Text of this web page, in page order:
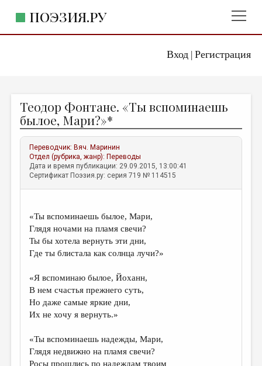
Вход| Регистрация
ПОЭЗИЯ.РУ
ЖАНРЫ
АВТОРЫ
КОММЕНТАРИИ
ЛИТСАЛОН
ПРАВИЛА САЙТА
ОТДЕЛЫ И РУБРИКИ
ИЗБРАННОЕ
ДАЙДЖЕСТ
ПРОИЗВЕДЕНИЯ
ПЕРЕВОДЫ
КОНКУРСЫ
ДЕТСКАЯ КОМНАТА
Теодор Фонтане. «Ты вспоминаешь
былое, Мари?»*
Переводчик: Вяч. Маринин
Отдел (рубрика, жанр): Переводы
Дата и время публикации: 29.09.2015, 13:00:41
Сертификат Поэзия.ру: серия 719 № 114515
«Ты вспоминаешь былое, Мари,
Глядя ночами на пламя свечи?
Ты бы хотела вернуть эти дни,
Где ты блистала как солнца лучи?»
«Я вспоминаю былое, Йоханн,
В нем счастья прежнего суть,
Но даже самые яркие дни,
Их не хочу я вернуть.»
«Ты вспоминаешь надежды, Мари,
Глядя недвижно на пламя свечи?
Росы прошлись по надеждам твоим